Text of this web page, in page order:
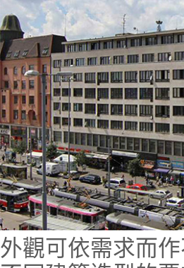
外觀可依需求而